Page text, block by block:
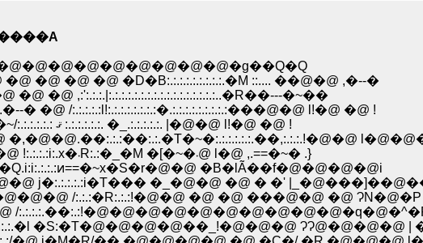
�@ �@ �@ �D�B:.:.:.:.:.:.:.:.:.�M ::.... ��@�@ ,�--�
�@ ,:':.:.:.|:.:.:.:.:.:.:.:.:.:.:.:.:.:.:.:.:..�R��---�~��
�@ /:.:.:.:.:l!:.:.:.:.:.:.:.:�.:.:.:.:.:.:.:.:.:���@�@ l!�@ �@ !
�@�@�@�@�@�@�@�@�D--"�\�]- �~/:.:.:.:.:.: ޤ :.:.:.:.:.:. �_.:.:.:.:.:. |�@�@ l!�@ �@ !
�@�@�@�@ �@ �@ �Ɂ@�@�@�@i �@ !:.:.:.:i:.x�܁R:.:�_�M �[�~�܁@ l�@ ,.==�~� .}
�B�lÃ��f�@�@�@�@i
j�:.:.:.:.:i�T��� �_�@�@ �@ � �'
/:.:.:�R:.:.:!�@�@ �@ �@ ���@�@ �@
/
�S:�T�@�@�@�@��_!�@�@�@ ɁɁ@�@�@�@ |